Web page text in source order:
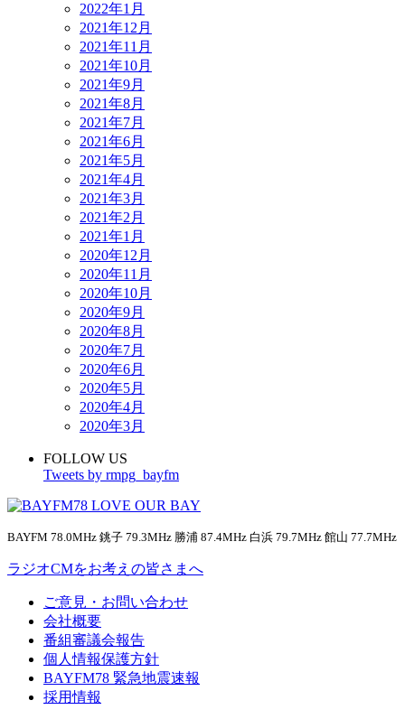
2022年1月
2021年12月
2021年11月
2021年10月
2021年9月
2021年8月
2021年7月
2021年6月
2021年5月
2021年4月
2021年3月
2021年2月
2021年1月
2020年12月
2020年11月
2020年10月
2020年9月
2020年8月
2020年7月
2020年6月
2020年5月
2020年4月
2020年3月
FOLLOW US
Tweets by rmpg_bayfm
BAYFM 78.0MHz 銚子 79.3MHz 勝浦 87.4MHz 白浜 79.7MHz 館山 77.7MHz
ラジオCMをお考えの皆さまへ
ご意見・お問い合わせ
会社概要
番組審議会報告
個人情報保護方針
BAYFM78 緊急地震速報
採用情報